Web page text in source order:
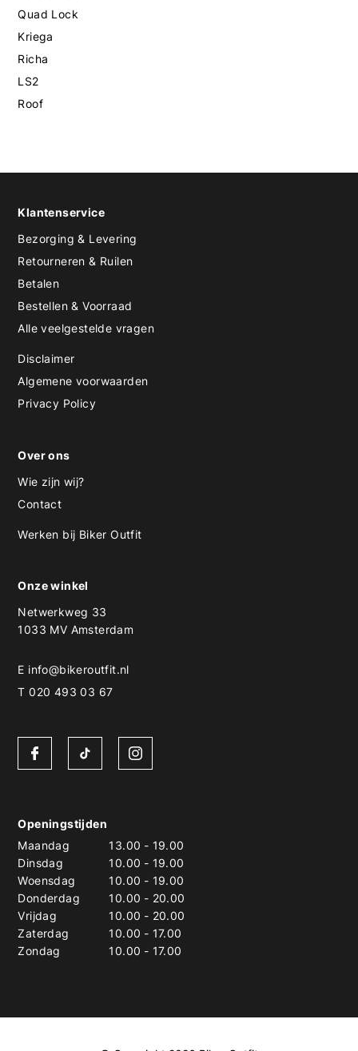
Quad Lock
Kriega
Richa
LS2
Roof
Klantenservice
Bezorging & Levering
Retourneren & Ruilen
Betalen
Bestellen & Voorraad
Alle veelgestelde vragen
Disclaimer
Algemene voorwaarden
Privacy Policy
Over ons
Wie zijn wij?
Contact
Werken bij Biker Outfit
Onze winkel
Netwerkweg 33
1033 MV Amsterdam
E info@bikeroutfit.nl
T 020 493 03 67
Openingstijden
Maandag
13.00 - 19.00
Dinsdag
10.00 - 19.00
Woensdag
10.00 - 19.00
Donderdag
10.00 - 20.00
Vrijdag
10.00 - 20.00
Zaterdag
10.00 - 17.00
Zondag
10.00 - 17.00